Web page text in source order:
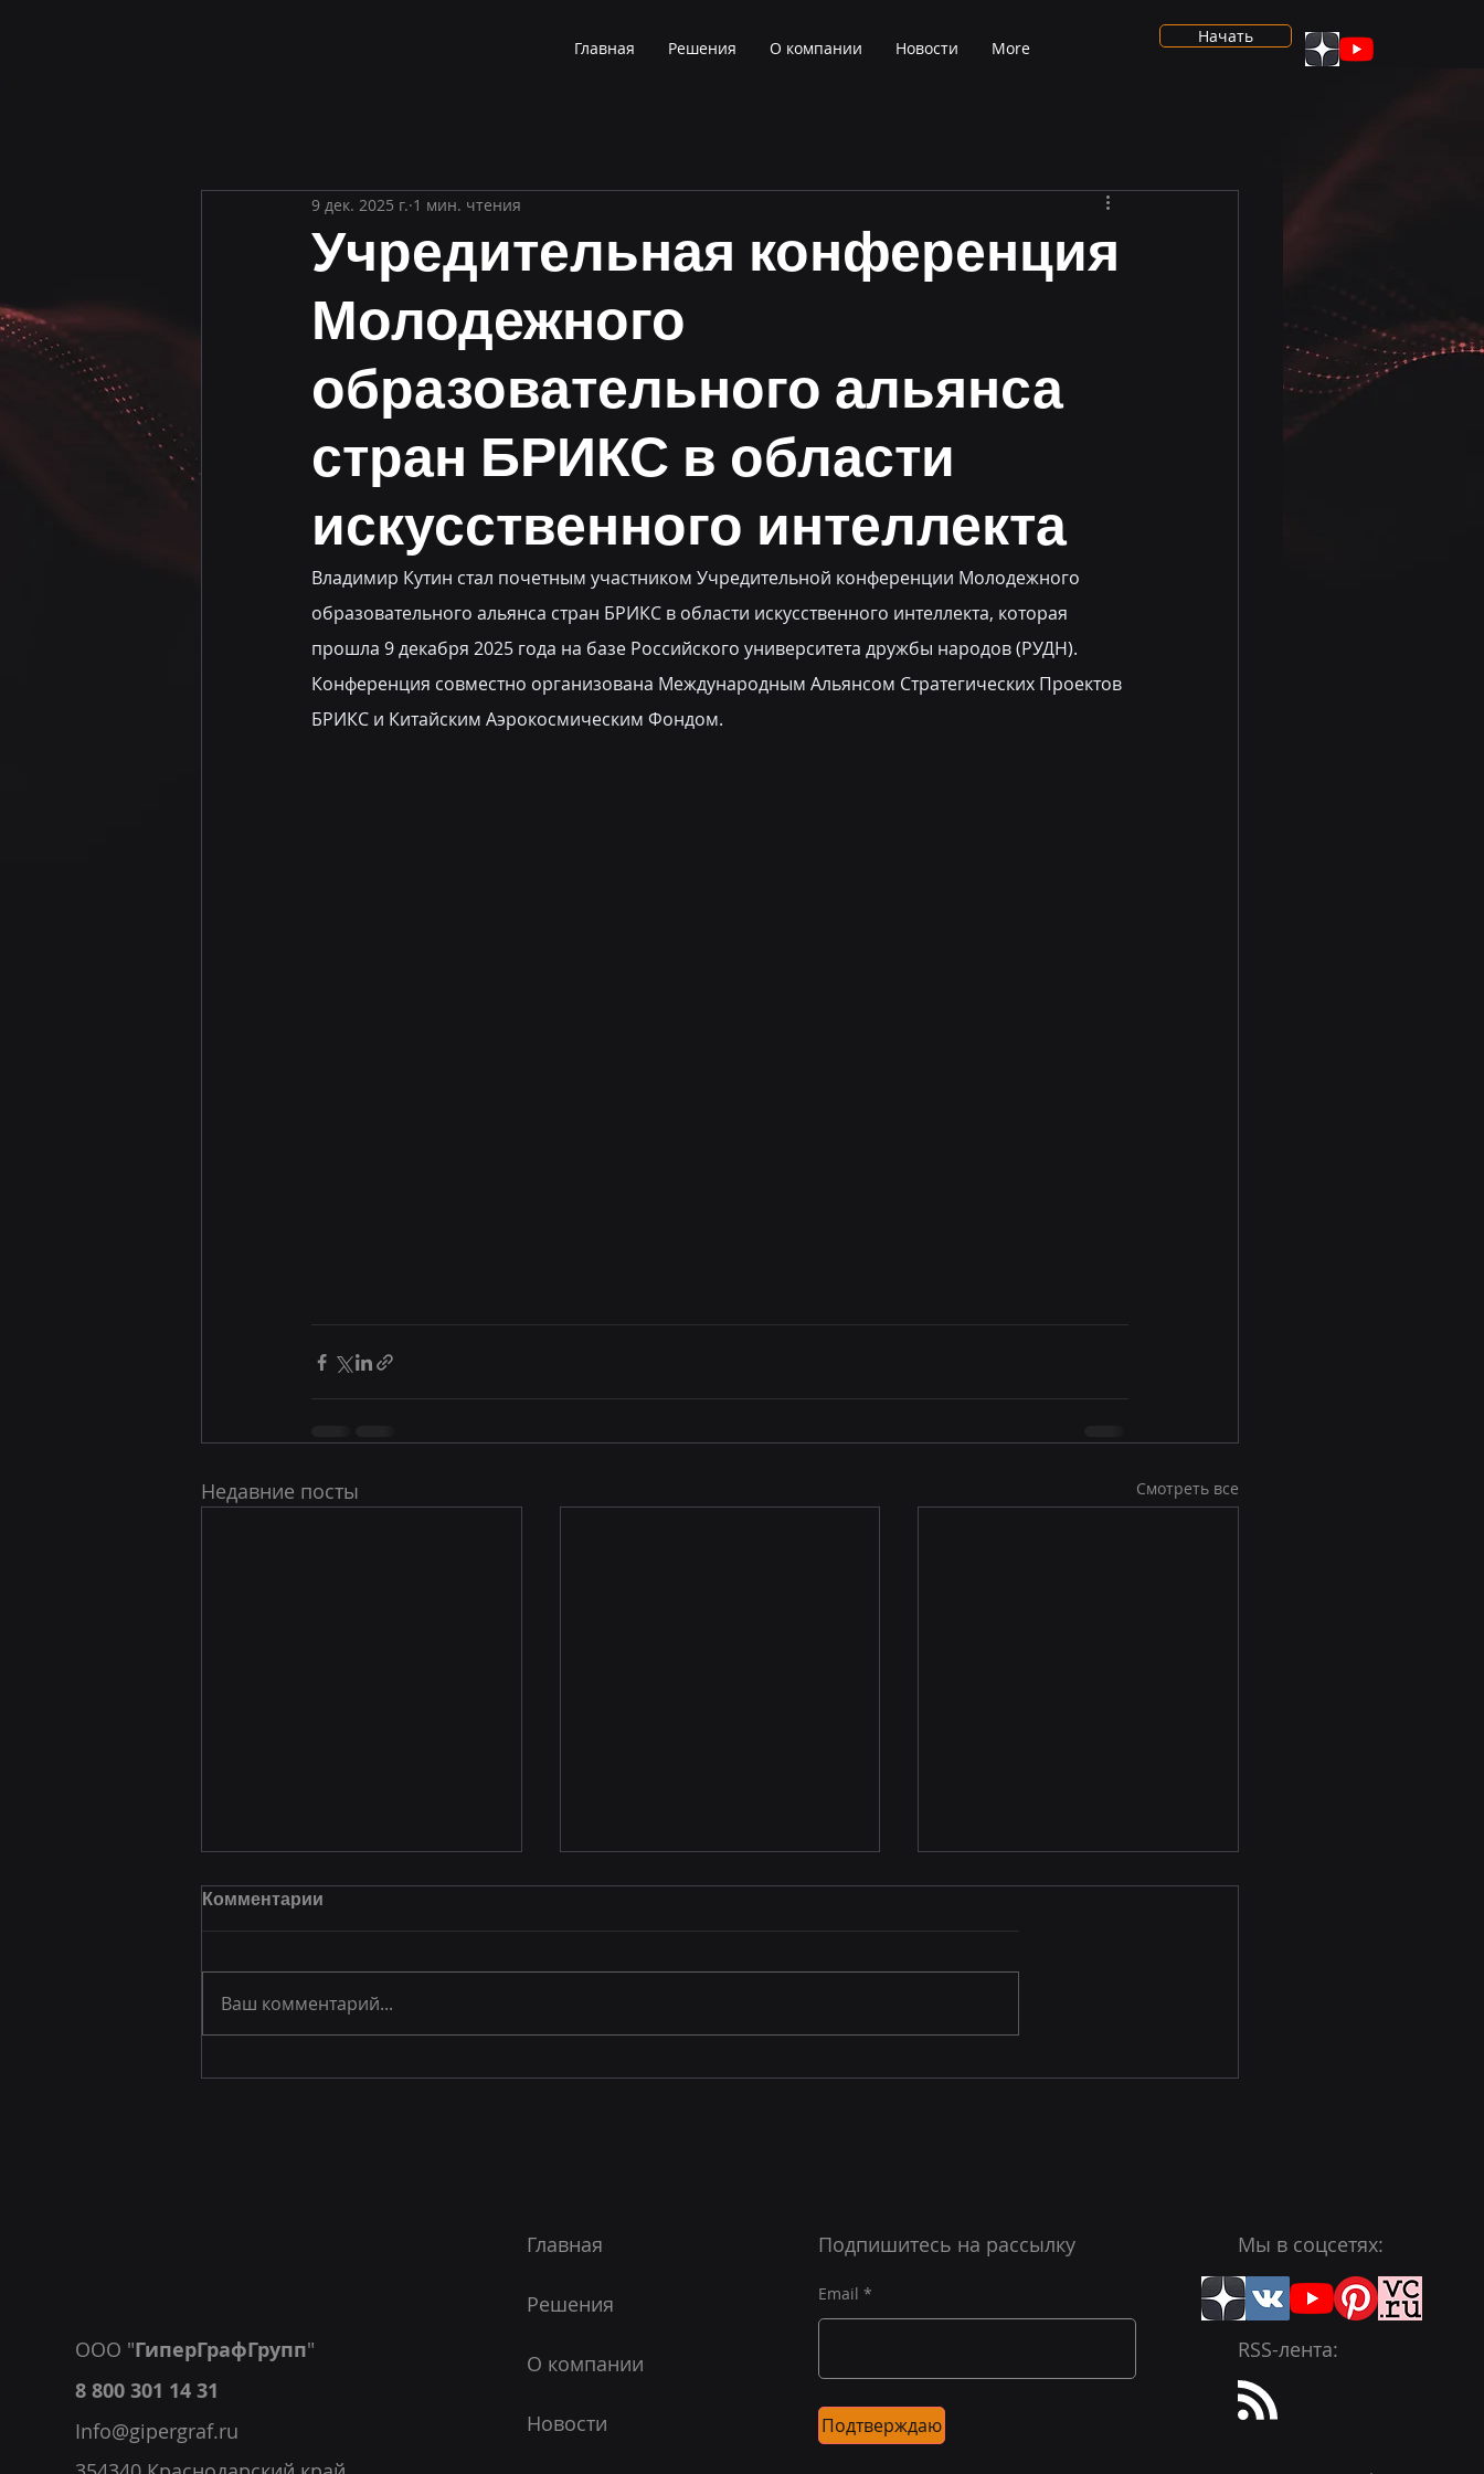
Главная Решения О компании Новости More
Начать
Учредительная конференция
Молодежного
образовательного альянса
стран БРИКС в области
искусственного интеллекта
9 дек. 2025 г. 1 мин. чтения
Владимир Кутин стал почетным участником Учредительной конференции Молодежного
образовательного альянса стран БРИКС в области искусственного интеллекта, которая
прошла 9 декабря 2025 года на базе Российского университета дружбы народов (РУДН).
Конференция совместно организована Международным Альянсом Стратегических Проектов
БРИКС и Китайским Аэрокосмическим Фондом.
Недавние посты Смотреть все
С 8 марта!
Кибернетика сломалась.
С Новым 2026 годом! С
Комментарии
Ваш комментарий...
ООО "ГиперГрафГрупп"
8 800 301 14 31
Info@gipergraf.ru
Главная
Решения
О компании
Новости
Подпишитесь на рассылку
Email
Подтверждаю
Мы в соцсетях:
RSS-лента: